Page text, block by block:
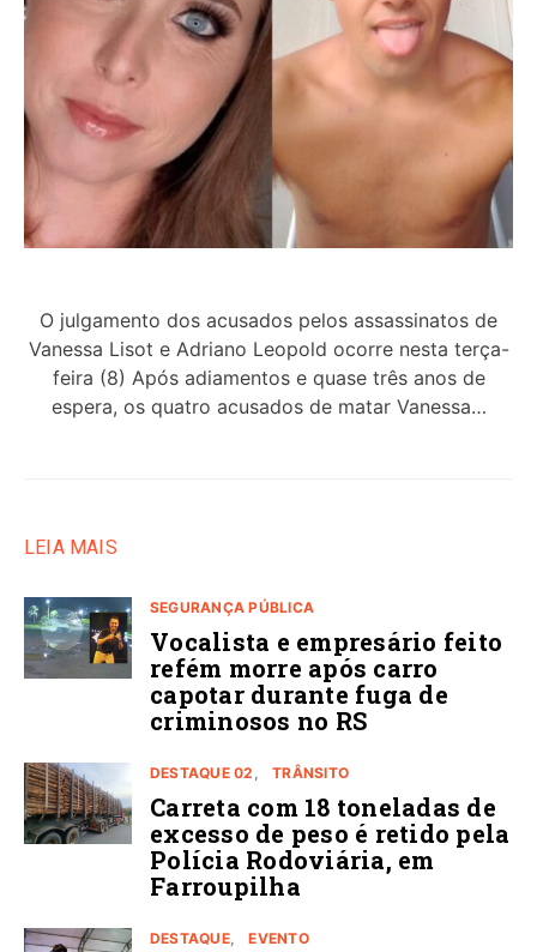
O julgamento dos acusados pelos assassinatos de
Vanessa Lisot e Adriano Leopold ocorre nesta terça-
feira (8) Após adiamentos e quase três anos de
espera, os quatro acusados de matar Vanessa…
LEIA MAIS
SEGURANÇA PÚBLICA
Vocalista e empresário feito
refém morre após carro
capotar durante fuga de
criminosos no RS
DESTAQUE 02 TRÂNSITO
Carreta com 18 toneladas de
excesso de peso é retido pela
Polícia Rodoviária, em
Farroupilha
DESTAQUE EVENTO